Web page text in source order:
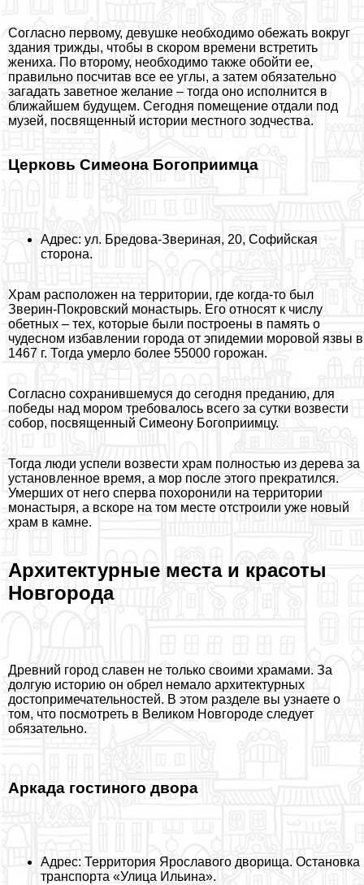
Согласно первому, дeвyшке необходимо обежать вокруг
здания трижды, чтобы в скором времени встретить
жениха. По второму, необходимо также обойти ее,
правильно посчитав все ее углы, а затем обязательно
загадать заветное желание – тогда оно исполнится в
ближайшем будущем. Сегодня помещение отдали под
музей, посвященный истории местного зодчества.
Церковь Симеона Богоприимца
Адрес: ул. Бредова-Звериная, 20, Софийская
сторона.
Храм расположен на территории, где когда-то был
Зверин-Покровский монастырь. Его относят к числу
обетных – тех, которые были построены в память о
чудесном избавлении города от эпидемии моровой язвы в
1467 г. Тогда умерло более 55000 горожан.
Согласно сохранившемуся до сегодня преданию, для
победы над мором требовалось всего за сутки возвести
собор, посвященный Симеону Богоприимцу.
Тогда люди успели возвести храм полностью из дерева за
установленное время, а мор после этого прекратился.
Умерших от него сперва похоронили на территории
монастыря, а вскоре на том месте отстроили уже новый
храм в камне.
Архитектурные места и красоты
Новгорода
Древний город славен не только своими храмами. За
долгую историю он обрел немало архитектурных
достопримечательностей. В этом разделе вы узнаете о
том, что посмотреть в Великом Новгороде следует
обязательно.
Аркада гостиного двора
Адрес: Территория Ярославого дворища. Остановка
трaнcпорта «Улица Ильина».